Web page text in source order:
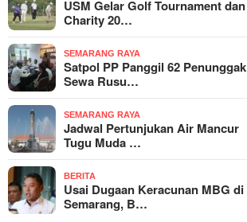
USM Gelar Golf Tournament dan
Charity 20…
SEMARANG RAYA
Satpol PP Panggil 62 Penunggak
Sewa Rusu…
SEMARANG RAYA
Jadwal Pertunjukan Air Mancur
Tugu Muda …
BERITA
Usai Dugaan Keracunan MBG di
Semarang, B…